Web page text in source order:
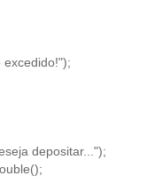
excedido!");
depositar...");